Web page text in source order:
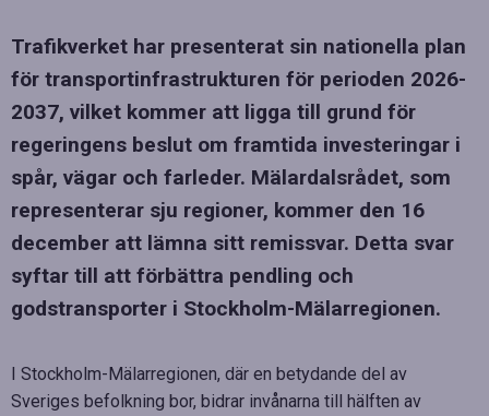
Trafikverket har presenterat sin nationella plan
för transportinfrastrukturen för perioden 2026-
2037, vilket kommer att ligga till grund för
regeringens beslut om framtida investeringar i
spår, vägar och farleder. Mälardalsrådet, som
representerar sju regioner, kommer den 16
december att lämna sitt remissvar. Detta svar
syftar till att förbättra pendling och
godstransporter i Stockholm-Mälarregionen.
I Stockholm-Mälarregionen, där en betydande del av
Sveriges befolkning bor, bidrar invånarna till hälften av